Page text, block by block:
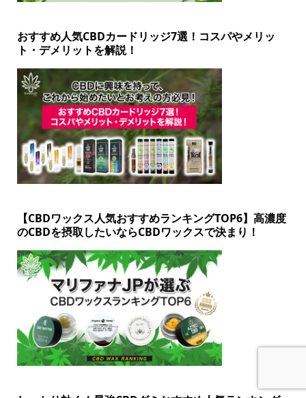
おすすめ人気CBDカードリッジ7選！コスパやメリッ
ト・デメリットを解説！
【CBDワックス人気おすすめランキングTOP6】高濃度
のCBDを摂取したいならCBDワックスで決まり！